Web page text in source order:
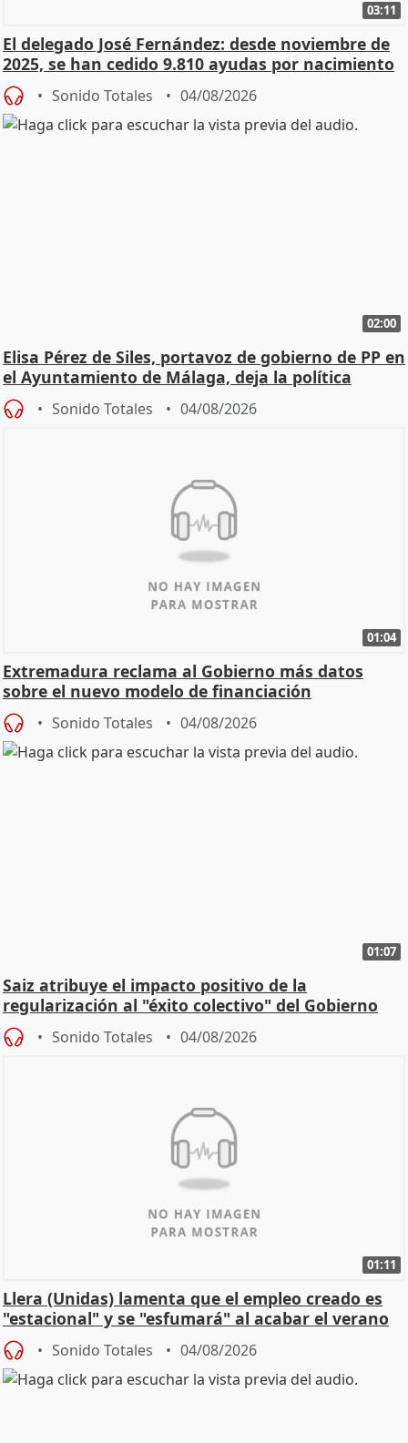
03:11
El delegado José Fernández: desde noviembre de
2025, se han cedido 9.810 ayudas por nacimiento
Sonido Totales 04/08/2026
02:00
Elisa Pérez de Siles, portavoz de gobierno de PP en
el Ayuntamiento de Málaga, deja la política
Sonido Totales 04/08/2026
01:04
Extremadura reclama al Gobierno más datos
sobre el nuevo modelo de financiación
Sonido Totales 04/08/2026
01:07
Saiz atribuye el impacto positivo de la
regularización al "éxito colectivo" del Gobierno
Sonido Totales 04/08/2026
01:11
Llera (Unidas) lamenta que el empleo creado es
"estacional" y se "esfumará" al acabar el verano
Sonido Totales 04/08/2026